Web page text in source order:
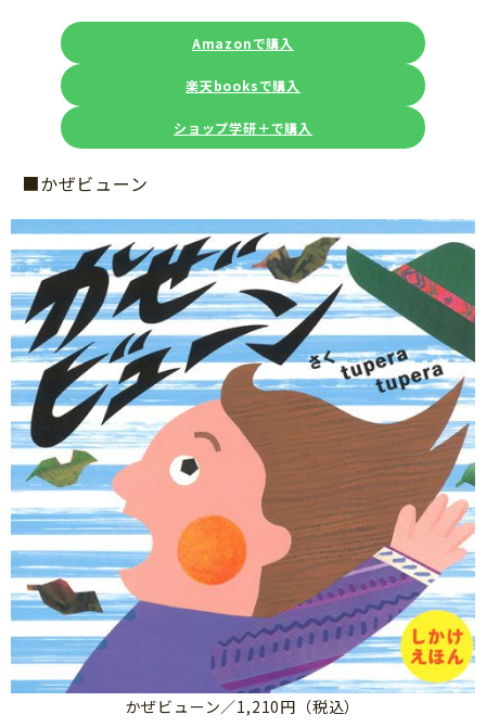
Amazonで購入
楽天booksで購入
ショップ学研＋で購入
■かぜビューン
かぜビューン／1,210円（税込）